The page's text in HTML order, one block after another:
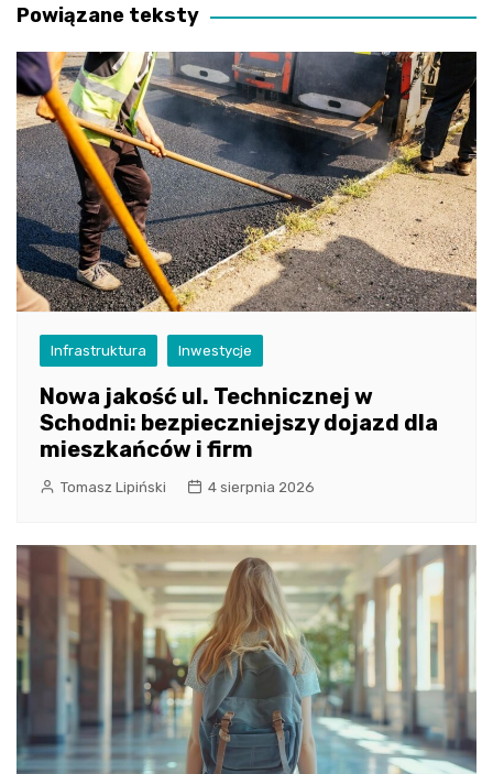
Powiązane teksty
Infrastruktura Inwestycje
Nowa jakość ul. Technicznej w
Schodni: bezpieczniejszy dojazd dla
mieszkańców i firm
Tomasz Lipiński 4 sierpnia 2026